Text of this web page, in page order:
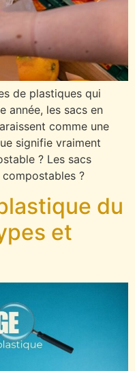
de plastiques qui
année, les sacs en
comme une
signifie vraiment
? Les sacs
?
du
et